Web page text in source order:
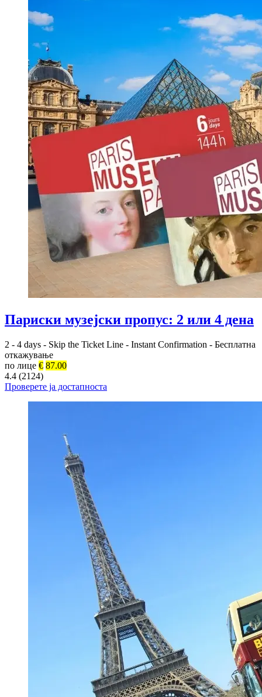
Париски музејски пропус: 2 или 4 дена
2 - 4 days - Skip the Ticket Line - Instant Confirmation - Бесплатна
откажување
по лице € 87.00
4.4 (2124)
Проверете ја достапноста